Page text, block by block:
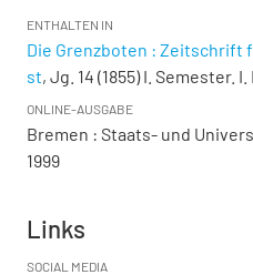
ENTHALTEN IN
Die Grenzboten : Zeitschrift
st, Jg. 14 (1855) I. Semester.
ONLINE-AUSGABE
Bremen : Staats- und
1999
Links
SOCIAL MEDIA